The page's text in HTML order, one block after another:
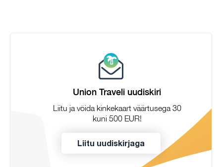
Union Traveli uudiskiri
Liitu ja võida kinkekaart väärtusega 30
kuni 500 EUR!
Liitu uudiskirjaga